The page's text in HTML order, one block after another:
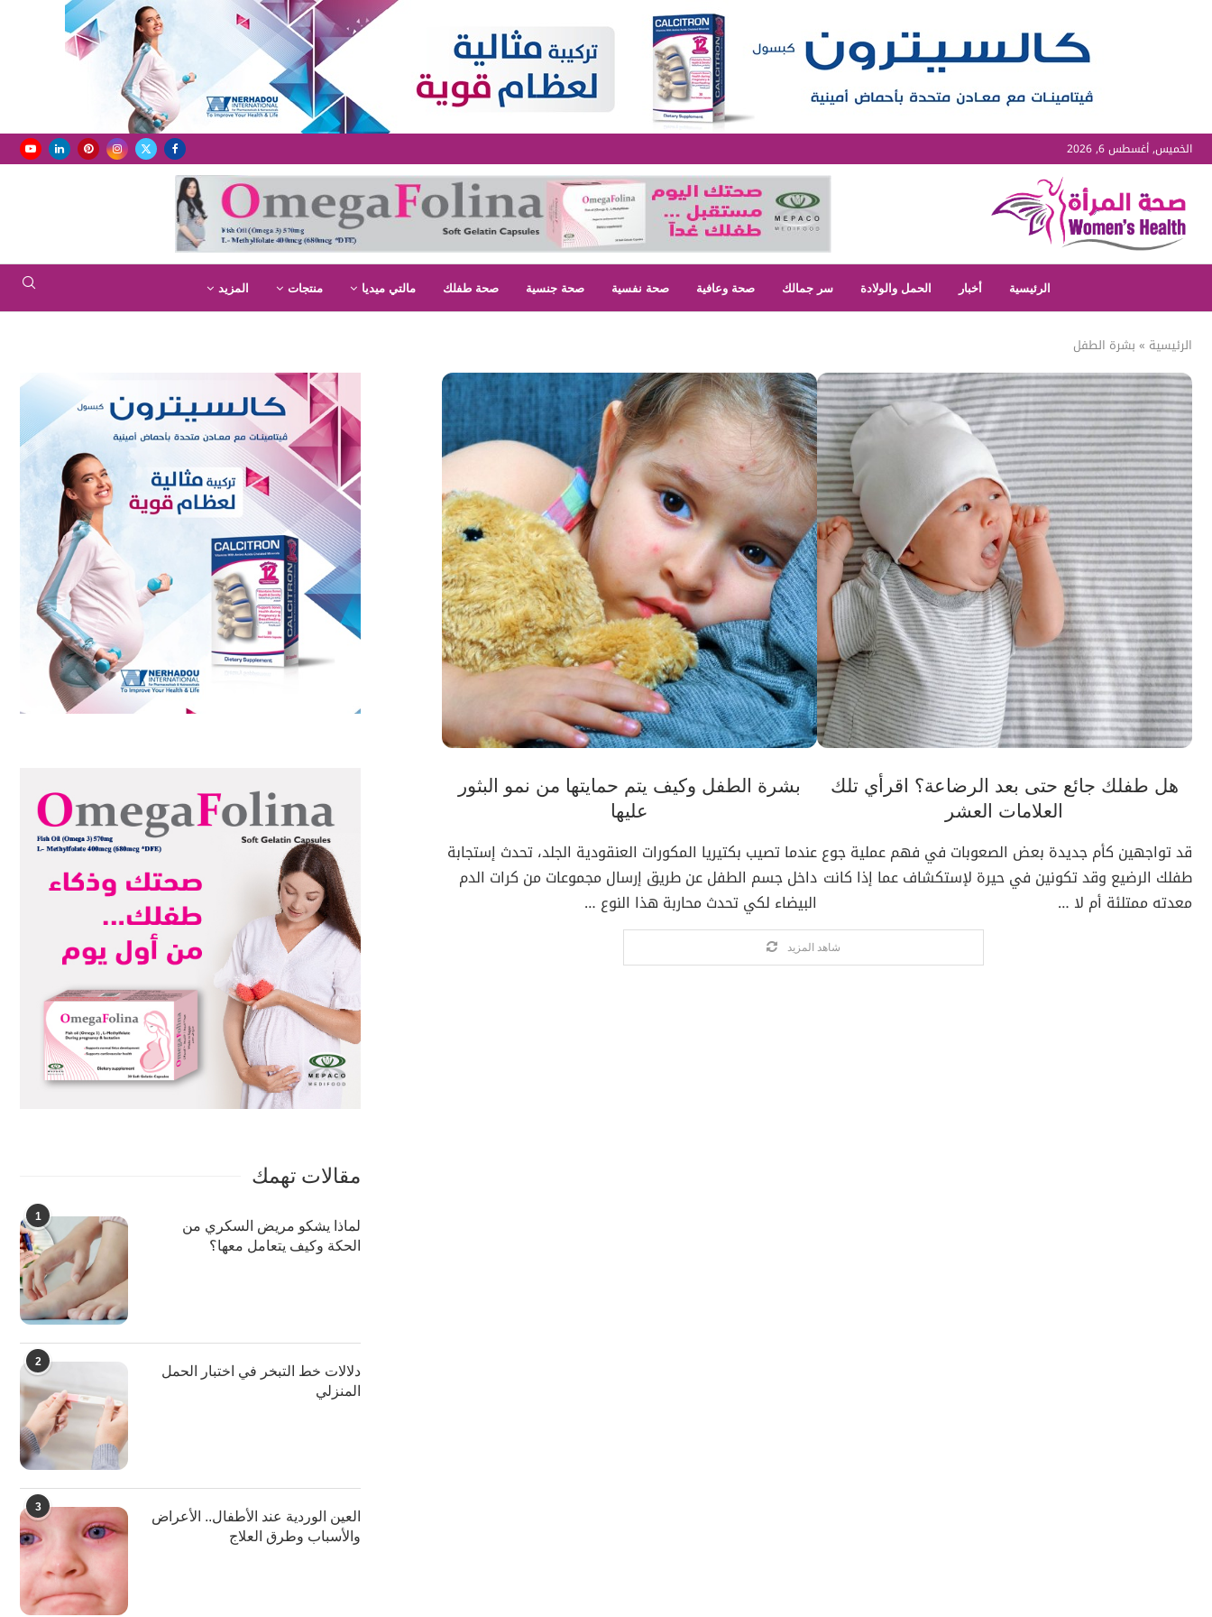
الخميس, أغسطس 6, 2026
الرئيسية أخبار الحمل والولادة سر جمالك صحة وعافية صحة نفسية صحة جنسية صحة طفلك مالتي ميديا منتجات المزيد
الرئيسية » بشرة الطفل
هل طفلك جائع حتى بعد الرضاعة؟ اقرأي تلك
العلامات العشر
قد تواجهين كأم جديدة بعض الصعوبات في فهم عملية جوع
طفلك الرضيع وقد تكونين في حيرة لإستكشاف عما إذا كانت
معدته ممتلئة أم لا …
بشرة الطفل وكيف يتم حمايتها من نمو البثور
عليها
عندما تصيب بكتيريا المكورات العنقودية الجلد، تحدث إستجابة
داخل جسم الطفل عن طريق إرسال مجموعات من كرات الدم
البيضاء لكي تحدث محاربة هذا النوع …
شاهد المزيد
مقالات تهمك
1
لماذا يشكو مريض السكري من
الحكة وكيف يتعامل معها؟
2
دلالات خط التبخر في اختبار الحمل
المنزلي
3
العين الوردية عند الأطفال.. الأعراض
والأسباب وطرق العلاج